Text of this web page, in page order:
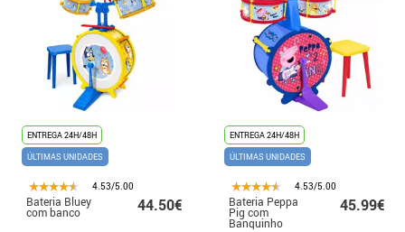
ENTREGA 24H/48H
ÚLTIMAS UNIDADES
4.53/5.00
Bateria Bluey
com banco 44.50€
ENTREGA 24H/48H
ÚLTIMAS UNIDADES
4.53/5.00
Bateria Peppa
Pig com
Banquinho
45.99€